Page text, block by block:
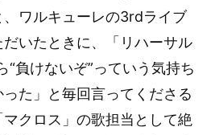
、ワルキューレの3rdライブ
いたときに、「リハーサル
“負けないぞ”っていう気持ち
た」と毎回言ってくださる
クロス」の歌担当として絶